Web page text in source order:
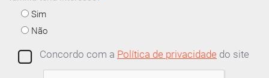
Sim
Não
Concordo com a Política de privacidade do site